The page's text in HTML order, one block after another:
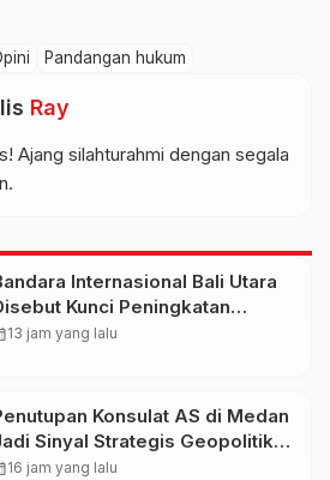
Pandangan hukum
Ray
Ajang silahturahmi dengan segala
Internasional Bali Utara
Kunci Peningkatan
Indonesia Timur dan
13 jam yang lalu
Konsulat AS di Medan
Sinyal Strategis Geopolitik
bagi Indonesia
16 jam yang lalu